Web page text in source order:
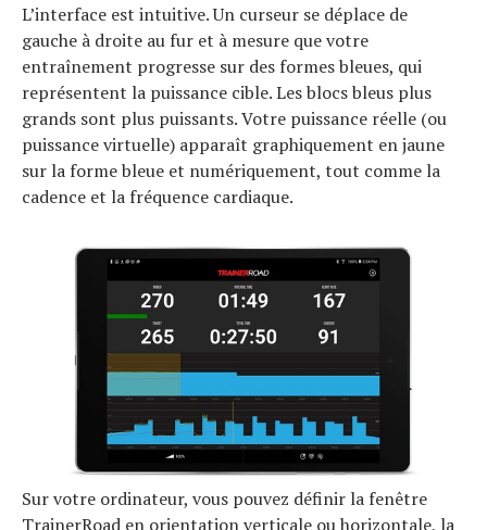
L’interface est intuitive. Un curseur se déplace de
gauche à droite au fur et à mesure que votre
entraînement progresse sur des formes bleues, qui
représentent la puissance cible. Les blocs bleus plus
grands sont plus puissants. Votre puissance réelle (ou
puissance virtuelle) apparaît graphiquement en jaune
sur la forme bleue et numériquement, tout comme la
cadence et la fréquence cardiaque.
Sur votre ordinateur, vous pouvez définir la fenêtre
TrainerRoad en orientation verticale ou horizontale, la